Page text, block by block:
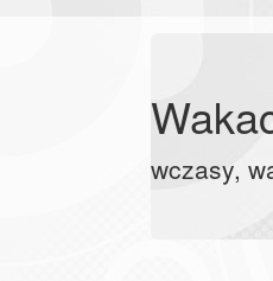
wczasy,